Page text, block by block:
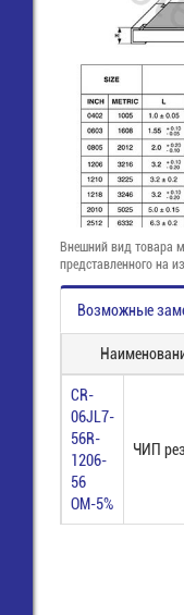
Внешний вид товара
представленного на
Возможные
CR-
06JL7-
56R-
1206-
56
ОМ-5%
ЧИП